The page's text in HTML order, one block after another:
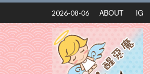
Skip
content
2026-08-06 ABOUT IG